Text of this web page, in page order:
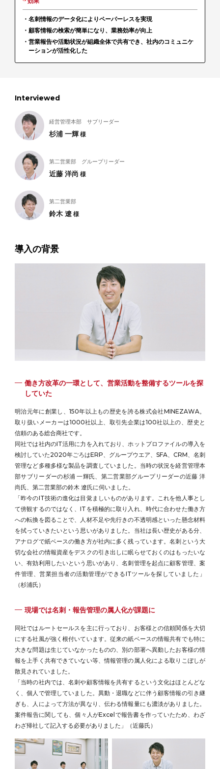
※
・名刺情報のデータ化によりペーパーレスを実現
・顧客情報の検索が簡単になり、業務効率が向上
・営業報告や活動状況が組織全体で共有でき、社内のコミュニケ
ーションが活性化した
Interviewed
経営管理本部 サブリーダー
杉浦 一輝 様
第二営業部 グループリーダー
近藤 洋尚 様
第二営業部
鈴木 遼 様
導入の背景
働き方改革の一環として、営業活動を整備するツールを探
していた
明治元年に創業し、150年以上もの歴史を誇る株式会社MINEZAWA。
取り扱いメーカーは1000社以上、取引先企業は100社以上の、歴史と
信頼のある総合商社です。
同社では社内のIT活用に力を入れており、ホットプロファイルの導入を
検討していた2020年ごろはERP、グループウエア、SFA、CRM、名刺
管理など多種多様な製品を調査していました。当時の状況を経営管理本
部サブリーダーの杉浦 一輝氏、第二営業部グループリーダーの近藤 洋
尚氏、第二営業部の鈴木 遼氏に伺いました。
「昨今のIT技術の進化は目覚ましいものがあります。これを他人事とし
て傍観するのではなく、ITを積極的に取り入れ、時代に合わせた働き方
への転換を図ることで、人材不足や先行きの不透明感といった懸念材料
を拭っていきたいという思いがありました。当社は長い歴史がある分、
アナログで紙ベースの働き方が社内に多く残っています。名刺という大
切な会社の情報資産をデスクの引き出しに眠らせておくのはもったいな
い、有効利用したいという思いがあり、名刺管理を起点に顧客管理、案
件管理、営業担当者の活動管理ができるITツールを探していました」
（杉浦氏）
現場では名刺・報告管理の属人化が課題に
同社ではルートセールスを主に行っており、お客様との信頼関係を大切
にする社風が強く根付いています。従来の紙ベースの情報共有でも特に
大きな問題は生じていなかったものの、別の部署へ異動したお客様の情
報を上手く共有できていない等、情報管理の属人化による取りこぼしが
散見されていました。
「当時の社内では、名刺や顧客情報を共有するという文化はほとんどな
く、個人で管理していました。異動・退職などに伴う顧客情報の引き継
ぎも、人によって方法が異なり、伝わる情報量にも濃淡がありました。
案件報告に関しても、個々人がExcelで報告書を作っていたため、わざ
わざ帰社して記入する必要がありました」（近藤氏）